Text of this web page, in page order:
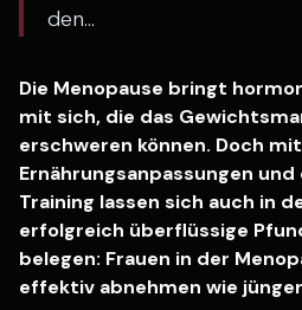
den...
Die Menopause bringt
mit sich, die das
erschweren können. Doch
Ernährungsanpassungen
Training lassen sich auch in
erfolgreich überflüssige
belegen: Frauen in der
effektiv abnehmen wie